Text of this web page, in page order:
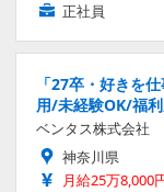
正社員
「27卒・好きを
用/未経験OK/福
ベンタス株式会社
神奈川県
月給25万8,000